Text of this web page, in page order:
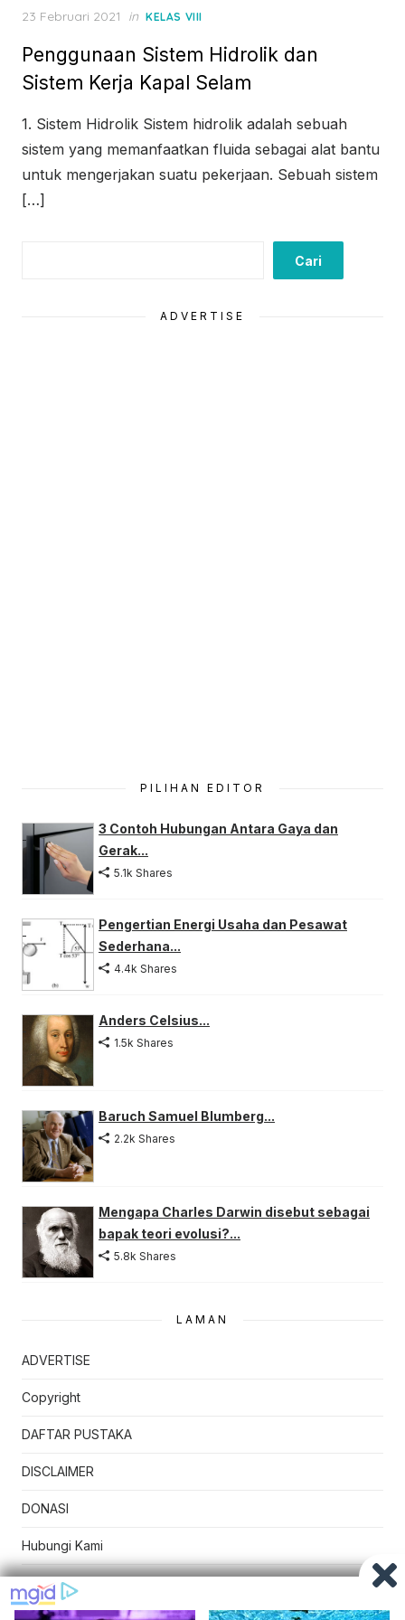
Posted
23 Februari 2021 in KELAS VIII
Penggunaan Sistem Hidrolik dan
Sistem Kerja Kapal Selam
1. Sistem Hidrolik Sistem hidrolik adalah sebuah
sistem yang memanfaatkan fluida sebagai alat bantu
untuk mengerjakan suatu pekerjaan. Sebuah sistem
[…]
Cari
ADVERTISE
PILIHAN EDITOR
3 Contoh Hubungan Antara Gaya dan
Gerak...
5.1k Shares
Pengertian Energi Usaha dan Pesawat
Sederhana...
4.4k Shares
Anders Celsius...
1.5k Shares
Baruch Samuel Blumberg...
2.2k Shares
Mengapa Charles Darwin disebut sebagai
bapak teori evolusi?...
5.8k Shares
LAMAN
ADVERTISE
Copyright
DAFTAR PUSTAKA
DISCLAIMER
DONASI
Hubungi Kami
Kebijakan Privasi